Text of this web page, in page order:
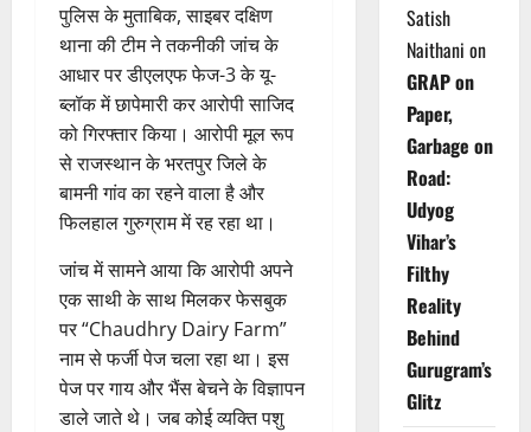
पुलिस के मुताबिक, साइबर दक्षिण
थाना की टीम ने तकनीकी जांच के
आधार पर डीएलएफ फेज-3 के यू-
ब्लॉक में छापेमारी कर आरोपी साजिद
को गिरफ्तार किया। आरोपी मूल रूप
से राजस्थान के भरतपुर जिले के
बामनी गांव का रहने वाला है और
फिलहाल गुरुग्राम में रह रहा था।
जांच में सामने आया कि आरोपी अपने
एक साथी के साथ मिलकर फेसबुक
पर “Chaudhry Dairy Farm”
नाम से फर्जी पेज चला रहा था। इस
पेज पर गाय और भैंस बेचने के विज्ञापन
डाले जाते थे। जब कोई व्यक्ति पशु
Satish
Naithani on
GRAP on
Paper,
Garbage on
Road:
Udyog
Vihar’s
Filthy
Reality
Behind
Gurugram’s
Glitz